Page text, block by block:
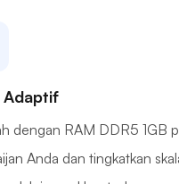
Adaptif
dengan RAM DDR5 1GB
Anda dan tingkatkan